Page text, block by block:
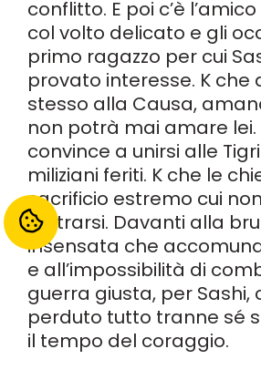
conflitto. E poi c’è
col volto delicato e gli
primo ragazzo per cui
provato interesse. K che
stesso alla Causa,
non potrà mai amare lei.
convince a unirsi alle
miliziani feriti. K che le
sacrificio estremo cui
sottrarsi. Davanti alla
insensata che
e all’impossibilità di
guerra giusta, per Sashi,
perduto tutto tranne sé
il tempo del coraggio.